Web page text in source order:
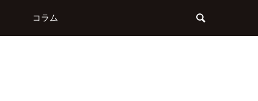
コラム